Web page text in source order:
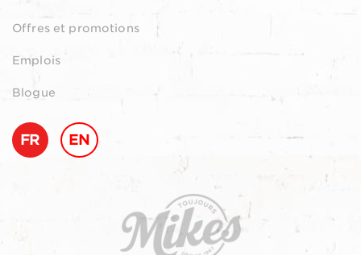
Offres et promotions
Emplois
Blogue
FR EN